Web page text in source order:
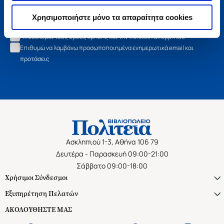
Χρησιμοποιήστε μόνο τα απαραίτητα cookies
Αποδέχομαι τους όρους χρήσης και την πολιτική απορρήτου
Επιθυμώ να λαμβάνω προσωποποιημένα ενημερωτικά email και
προτάσεις
Ασκληπιού 1-3, Αθήνα 106 79
Δευτέρα - Παρασκευή 09:00-21:00
Σάββατο 09:00-18:00
Χρήσιμοι Σύνδεσμοι
Εξυπηρέτηση Πελατών
ΑΚΟΛΟΥΘΗΣΤΕ ΜΑΣ